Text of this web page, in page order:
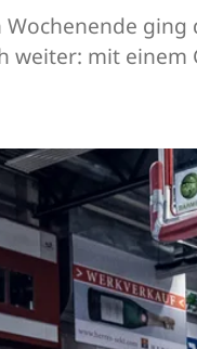
ging
weiter: mit einem